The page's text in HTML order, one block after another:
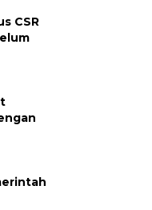
CSR